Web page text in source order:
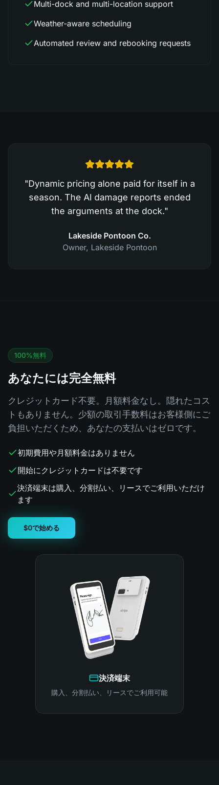
Multi-dock and multi-location support
Weather-aware scheduling
Automated review and rebooking requests
"Dynamic pricing alone paid for itself in a
season. The AI damage reports ended
the arguments at the dock."
Lakeside Pontoon Co.
Owner, Lakeside Pontoon
100%無料
あなたには完全無料
クレジットカード不要。月額料金なし。隠れたコス
トもありません。少額の取引手数料はお客様側にご
負担いただくため、あなたの支払いはゼロです。
初期費用や月額料金はありません
開始にクレジットカードは不要です
決済端末は購入、分割払い、リースでご利用いただけ
ます
$0で始める
決済端末
購入、分割払い、リースでご利用可能